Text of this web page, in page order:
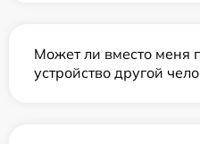
Может ли вместо меня
устройство другой